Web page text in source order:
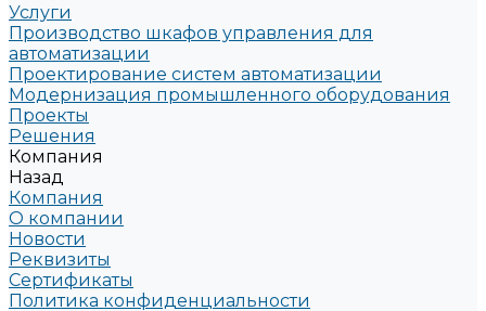
Услуги
Производство шкафов управления для
автоматизации
Проектирование систем автоматизации
Модернизация промышленного оборудования
Проекты
Решения
Компания
Назад
Компания
О компании
Новости
Реквизиты
Сертификаты
Политика конфиденциальности